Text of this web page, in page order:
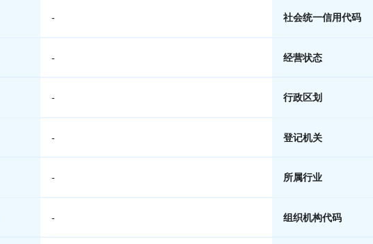
- 社会统一信用代码
- 经营状态
- 行政区划
- 登记机关
- 所属行业
- 组织机构代码